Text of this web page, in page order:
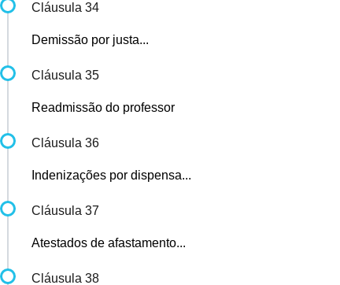
Cláusula 34
Demissão por justa...
Cláusula 35
Readmissão do professor
Cláusula 36
Indenizações por dispensa...
Cláusula 37
Atestados de afastamento...
Cláusula 38